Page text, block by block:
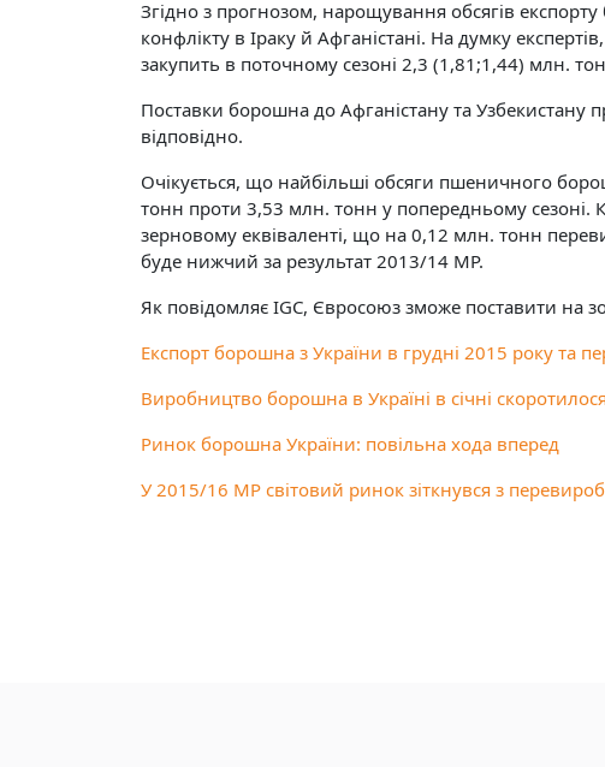
Згідно з прогнозом, нарощування обсягів
конфлікту в Іраку й Афганістані. На думку
закупить в поточному сезоні 2,3 (1,81;1,44) млн.
Поставки борошна до Афганістану та Узбекистану
відповідно.
Очікується, що найбільші обсяги пшеничного
тонн проти 3,53 млн. тонн у попередньому сезоні.
зерновому еквіваленті, що на 0,12 млн. тонн
буде нижчий за результат 2013/14 МР.
Як повідомляє IGC, Євросоюз зможе поставити на
Експорт борошна з України в грудні 2015 року та
Виробництво борошна в Україні в січні
Ринок борошна України: повільна хода вперед
У 2015/16 МР світовий ринок зіткнувся з